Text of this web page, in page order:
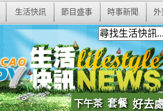
生活快訊 節目盛事 時事新聞 外
下午茶 套餐 好去